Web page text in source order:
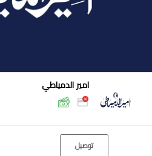
امير الدمياطي
توصيل